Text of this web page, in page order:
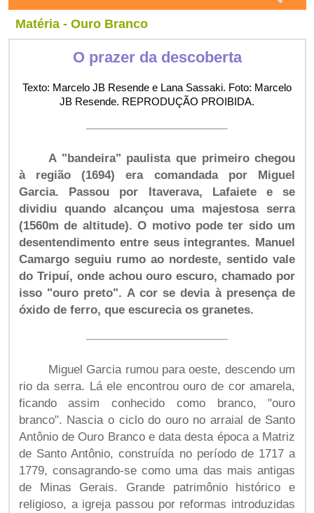
Matéria - Ouro Branco
O prazer da descoberta
Texto: Marcelo JB Resende e Lana Sassaki. Foto: Marcelo
JB Resende. REPRODUÇÃO PROIBIDA.
A "bandeira" paulista que primeiro chegou
à região (1694) era comandada por Miguel
Garcia. Passou por Itaverava, Lafaiete e se
dividiu quando alcançou uma majestosa serra
(1560m de altitude). O motivo pode ter sido um
desentendimento entre seus integrantes. Manuel
Camargo seguiu rumo ao nordeste, sentido vale
do Tripuí, onde achou ouro escuro, chamado por
isso "ouro preto". A cor se devia à presença de
óxido de ferro, que escurecia os granetes.
Miguel Garcia rumou para oeste, descendo um
rio da serra. Lá ele encontrou ouro de cor amarela,
ficando assim conhecido como branco, "ouro
branco". Nascia o ciclo do ouro no arraial de Santo
Antônio de Ouro Branco e data desta época a Matriz
de Santo Antônio, construída no período de 1717 a
1779, consagrando-se como uma das mais antigas
de Minas Gerais. Grande patrimônio histórico e
religioso, a igreja passou por reformas introduzidas